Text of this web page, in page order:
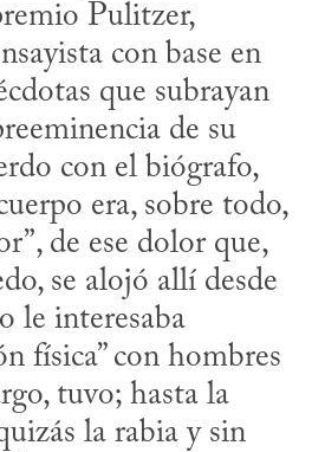
Pulitzer,
con base en
que subrayan
de su
con el biógrafo,
era, sobre todo,
de ese dolor que,
se alojó allí desde
le interesaba
física” con hombres
tuvo; hasta la
la rabia y sin